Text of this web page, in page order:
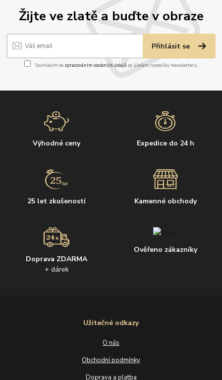
Žijte ve zlatě a buďte v obraze
Přihlásit se
Souhlasím se zpracováním osobních údajůza účelem rozesílky newsletteru.
Výhodné ceny Expedice do 24 h
25 let zkušeností Kamenné obchody
Doprava ZDARMA
+ dárek
Ověřeno zákazníky
Užitečné odkazy
O nás
Obchodní podmínky
Doprava a platba